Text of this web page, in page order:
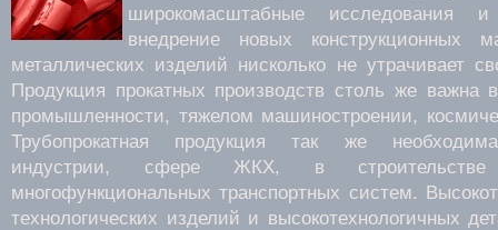
широкомасштабные исследования
внедрение новых конструкционных
металлических изделий нисколько не утрачивает
Продукция прокатных производств столь же важна
промышленности, тяжелом машиностроении,
Трубопрокатная продукция так же
индустрии, сфере ЖКХ, в
многофункциональных транспортных систем.
технологических изделий и высокотехнологичных